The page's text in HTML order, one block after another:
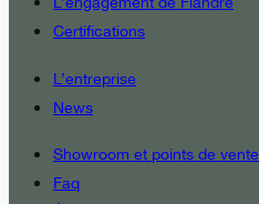
Certifications
L’entreprise
News
Showroom et points de vente
Faq